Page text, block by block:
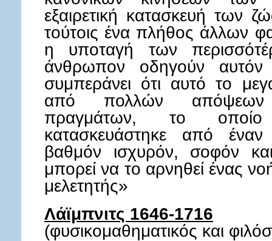
εξαιρετική κατασκευή των
τούτοις ένα πλήθος άλλων
η υποταγή των
άνθρωπον οδηγούν
συμπεράνει ότι αυτό το
από πολλών απόψεων
πραγμάτων, το οποίο
κατασκευάστηκε από
βαθμόν ισχυρόν, σοφόν
μπορεί να το αρνηθεί ένας
μελετητής»
Λάϊμπνιτς 1646-1716
(φυσικομαθηματικός και